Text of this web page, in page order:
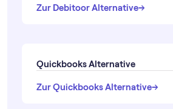
Zur Debitoor Alternative→
→
Quickbooks Alternative
Zur Quickbooks Alternative→
→